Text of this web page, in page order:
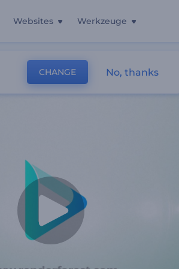
Websites Werkzeuge
CHANGE No, thanks